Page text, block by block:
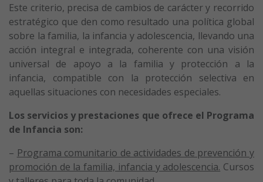
Este criterio, precisa de cambios de carácter y recorrido
estratégico que den como resultado una política global
sobre la familia, la infancia y adolescencia, llevando una
acción integral e integrada, coherente con una visión
universal de apoyo a la familia y protección a la
infancia, compatible con la protección selectiva en
aquellas situaciones con necesidades especiales.
Los servicios y prestaciones que ofrece el Programa
de Infancia son:
– Programa comunitario de actividades de prevención y
promoción de la familia, infancia y adolescencia. Cursos